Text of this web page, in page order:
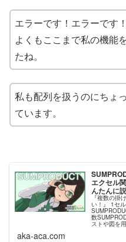
エラーです！エラーです
よくもここまで私の機能
たね。
私も配列を扱うのにちょ
ています。
エクセル
んたんに
『複数の掛
い！』 1セ
数
ストや図を
aka-aca.com